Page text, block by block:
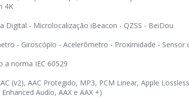
4K
Digital - Microlocalização iBeacon - QZSS - BeiDou
- Giroscópio - Acelerômetro - Proximidade - Sensor
a norma IEC 60529
(v2), AAC Protegido, MP3, PCM Linear, Apple
Audio, AAX e AAX +)